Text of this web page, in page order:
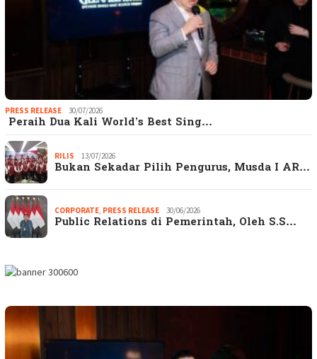
PRESS RELEASE 30/07/2026
Peraih Dua Kali World’s Best Sing…
RILIS 13/07/2026
Bukan Sekadar Pilih Pengurus, Musda I AR…
CORPORATE PRESS RELEASE 30/06/2026
Public Relations di Pemerintah, Oleh S.S…